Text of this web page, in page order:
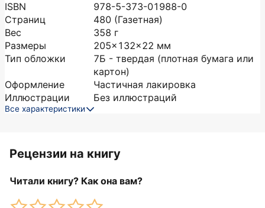
ISBN
978-5-373-01988-0
Страниц
480 (Газетная)
Вес
358 г
Размеры
205x132x22 мм
Тип обложки
7Б - твердая (плотная бумага или
картон)
Оформление
Частичная лакировка
Иллюстрации
Без иллюстраций
Все характеристики
Рецензии на книгу
Читали книгу? Как она вам?